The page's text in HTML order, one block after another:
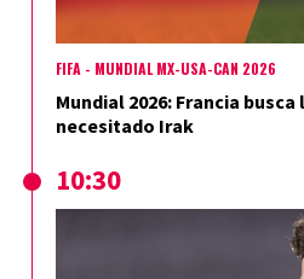
FIFA - MUNDIAL MX-USA-CAN 2026
Mundial 2026: Francia
necesitado Irak
10:30